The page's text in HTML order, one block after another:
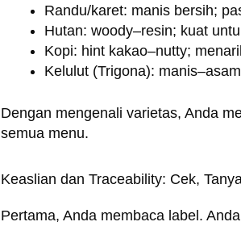
Randu/karet: manis bersih;
Hutan: woody–resin; kuat
Kopi: hint kakao–nutty;
Kelulut (Trigona):
Dengan mengenali varietas, Anda
semua menu.
Keaslian dan Traceability: Cek,
Pertama, Anda membaca label.